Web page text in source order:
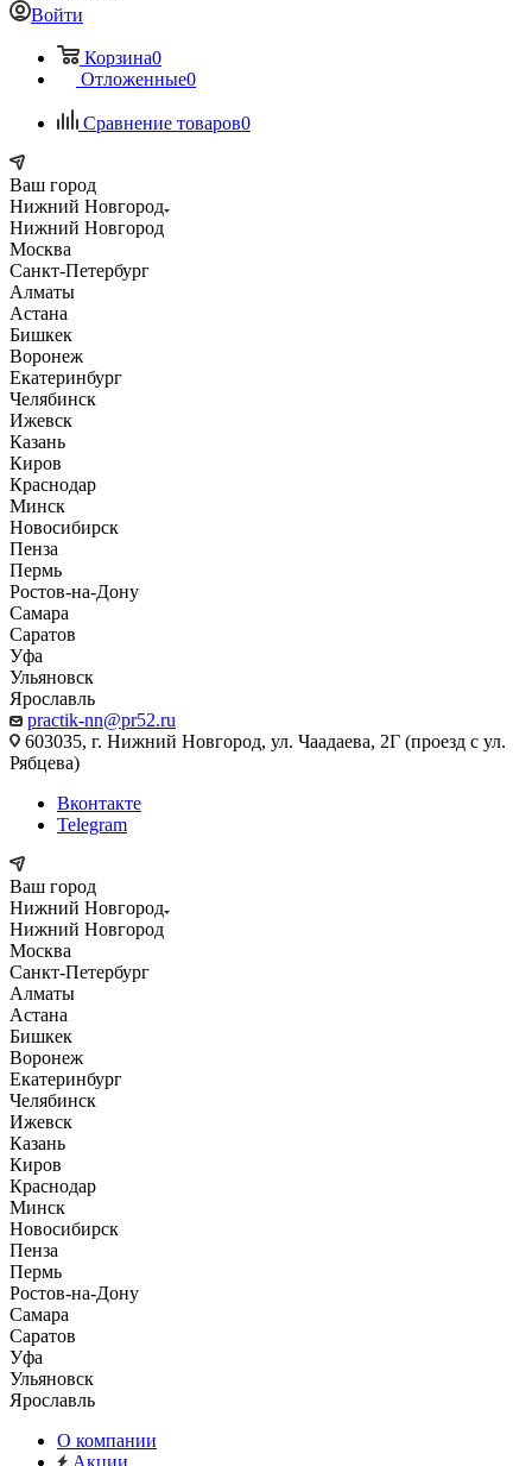
Войти
Корзина0
Отложенные0
Сравнение товаров0
Ваш город
Нижний Новгород
Нижний Новгород
Москва
Санкт-Петербург
Алматы
Астана
Бишкек
Воронеж
Екатеринбург
Челябинск
Ижевск
Казань
Киров
Краснодар
Минск
Новосибирск
Пенза
Пермь
Ростов-на-Дону
Самара
Саратов
Уфа
Ульяновск
Ярославль
practik-nn@pr52.ru
603035, г. Нижний Новгород, ул. Чаадаева, 2Г (проезд с ул.
Рябцева)
Вконтакте
Telegram
Ваш город
Нижний Новгород
Нижний Новгород
Москва
Санкт-Петербург
Алматы
Астана
Бишкек
Воронеж
Екатеринбург
Челябинск
Ижевск
Казань
Киров
Краснодар
Минск
Новосибирск
Пенза
Пермь
Ростов-на-Дону
Самара
Саратов
Уфа
Ульяновск
Ярославль
О компании
Акции